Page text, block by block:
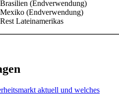
Brasilien (Endverwendung)
Mexiko (Endverwendung)
Rest Lateinamerikas
aktuell und welches